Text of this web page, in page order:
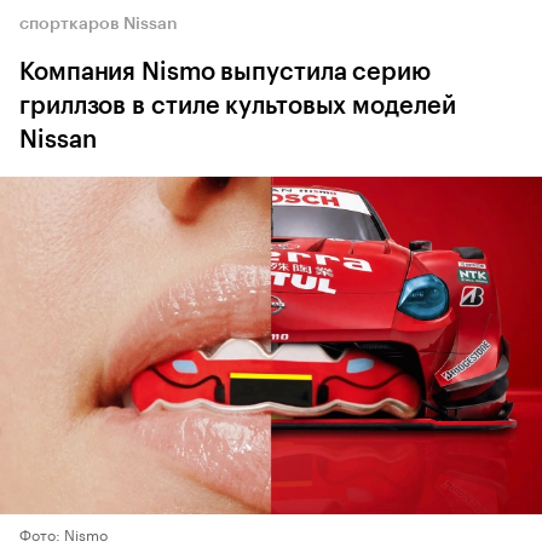
спорткаров Nissan
Компания Nismo выпустила серию
гриллзов в стиле культовых моделей
Nissan
Фото: Nismo